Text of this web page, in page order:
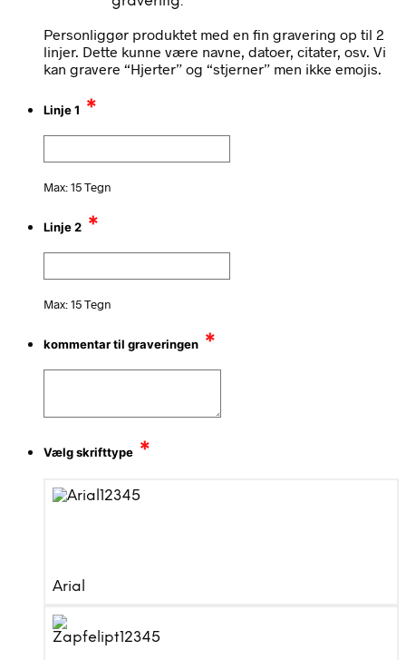
Personliggør produktet med en fin gravering op til 2
linjer. Dette kunne være navne, datoer, citater, osv. Vi
kan gravere “Hjerter” og “stjerner” men ikke emojis.
Linje 1 *
Max: 15 Tegn
Linje 2 *
Max: 15 Tegn
kommentar til graveringen *
Vælg skrifttype *
Arial